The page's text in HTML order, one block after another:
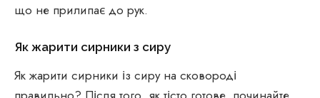
що не прилипає до рук.
Як жарити сирники з сиру
Як жарити сирники із сиру на сковороді